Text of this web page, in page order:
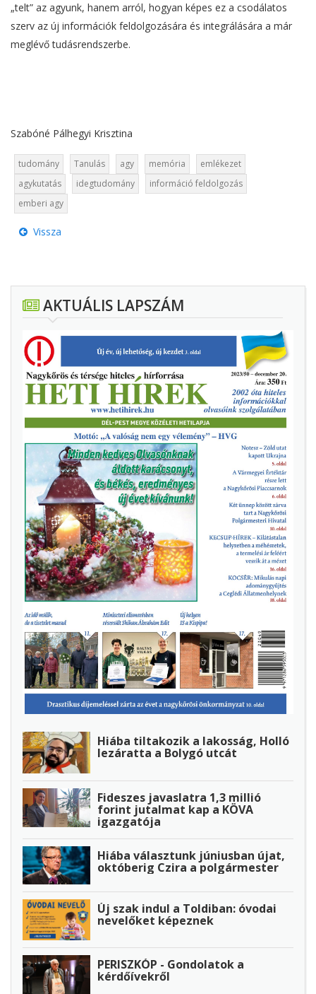
„telt” az agyunk, hanem arról, hogyan képes ez a csodálatos
szerv az új információk feldolgozására és integrálására a már
meglévő tudásrendszerbe.
Szabóné Pálhegyi Krisztina
tudomány Tanulás agy memória
emlékezet
agykutatás
idegtudomány
információ feldolgozás
emberi agy
Vissza
AKTUÁLIS LAPSZÁM
Hiába tiltakozik a lakosság, Holló
lezáratta a Bolygó utcát
Fideszes javaslatra 1,3 millió
forint jutalmat kap a KÖVA
igazgatója
Hiába választunk júniusban újat,
októberig Czira a polgármester
Új szak indul a Toldiban: óvodai
nevelőket képeznek
PERISZKÓP - Gondolatok a
kérdőívekről